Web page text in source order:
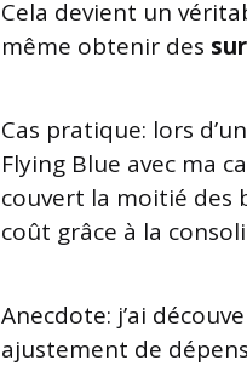
Cela devient un
même obtenir des
Cas pratique: lors
Flying Blue avec ma
couvert la moitié des
coût grâce à la
Anecdote: j’ai
ajustement de